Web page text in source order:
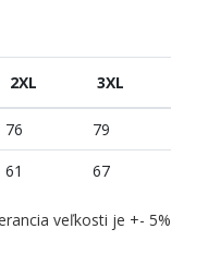
2XL 3XL
76
79
61 67
veľkosti je +- 5%